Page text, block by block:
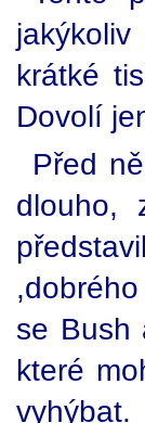
krátké
Dovolí
Před
dlouho,
se Bush
které
vyhýbat.